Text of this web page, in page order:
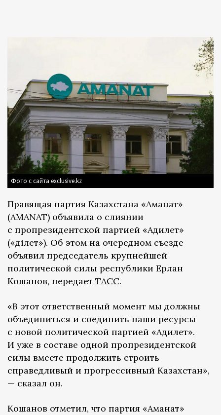
Фото с сайта exclusive.kz
Правящая партия Казахстана «Аманат»
(AMANAT) объявила о слиянии
с пропрезидентской партией «Адилет»
(«Әділет»). Об этом на очередном съезде
объявил председатель крупнейшей
политической силы республики Ерлан
Кошанов, передает ТАСС.
«В этот ответственный момент мы должны
объединиться и соединить наши ресурсы
с новой политической партией «Адилет».
И уже в составе одной пропрезидентской
силы вместе продолжить строить
справедливый и прогрессивный Казахстан»,
— сказал он.
Кошанов отметил, что партия «Аманат»